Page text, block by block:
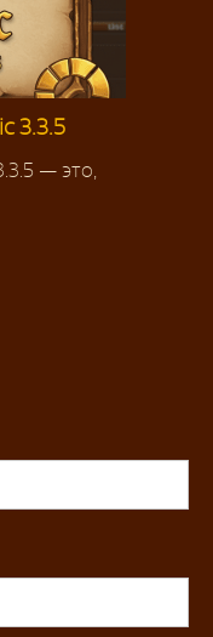
3.3.5
— это,